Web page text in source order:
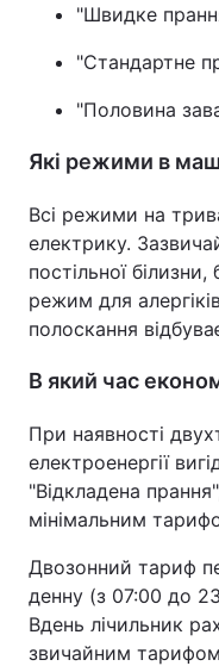
"Швидке
"Стандартне
"Половина
Які режими в
Всі режими на
електрику.
постільної
режим для
полоскання
В який час
При наявності
електроенергії
"Відкладена
мінімальним
Двозонний тариф
денну (з 07:00 до
Вдень лічильник
звичайним